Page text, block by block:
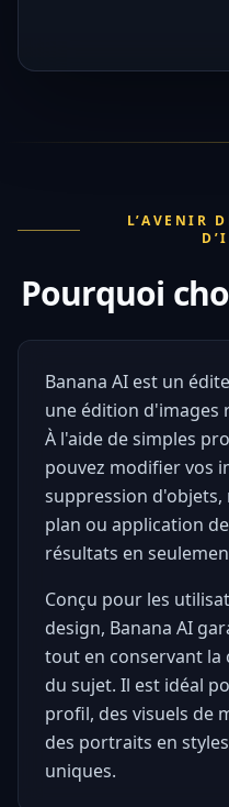
L’AVENIR
Pourquoi
Banana AI est un
une édition d'images
À l'aide de simples
pouvez modifier vos
suppression
plan ou application
résultats en
Conçu pour les
design, Banana AI
tout en conservant la
du sujet. Il est idéal
profil, des visuels de
des portraits en
uniques.